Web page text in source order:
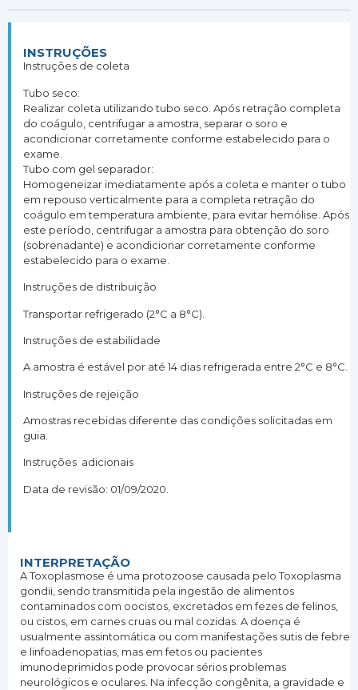
INSTRUÇÕES
Instruções de coleta
Tubo seco:
Realizar coleta utilizando tubo seco. Após retração completa
do coágulo, centrifugar a amostra, separar o soro e
acondicionar corretamente conforme estabelecido para o
exame.
Tubo com gel separador:
Homogeneizar imediatamente após a coleta e manter o tubo
em repouso verticalmente para a completa retração do
coágulo em temperatura ambiente, para evitar hemólise. Após
este período, centrifugar a amostra para obtenção do soro
(sobrenadante) e acondicionar corretamente conforme
estabelecido para o exame.
Instruções de distribuição
Transportar refrigerado (2°C a 8°C).
Instruções de estabilidade
A amostra é estável por até 14 dias refrigerada entre 2°C e 8°C.
Instruções de rejeição
Amostras recebidas diferente das condições solicitadas em
guia.
Instruções adicionais
Data de revisão: 01/09/2020.
INTERPRETAÇÃO
A Toxoplasmose é uma protozoose causada pelo Toxoplasma
gondii, sendo transmitida pela ingestão de alimentos
contaminados com oocistos, excretados em fezes de felinos,
ou cistos, em carnes cruas ou mal cozidas. A doença é
usualmente assintomática ou com manifestações sutis de febre
e linfoadenopatias, mas em fetos ou pacientes
imunodeprimidos pode provocar sérios problemas
neurológicos e oculares. Na infecção congênita, a gravidade e